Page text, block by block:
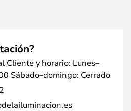
Cliente y horario: Lunes–
Sábado–domingo: Cerrado